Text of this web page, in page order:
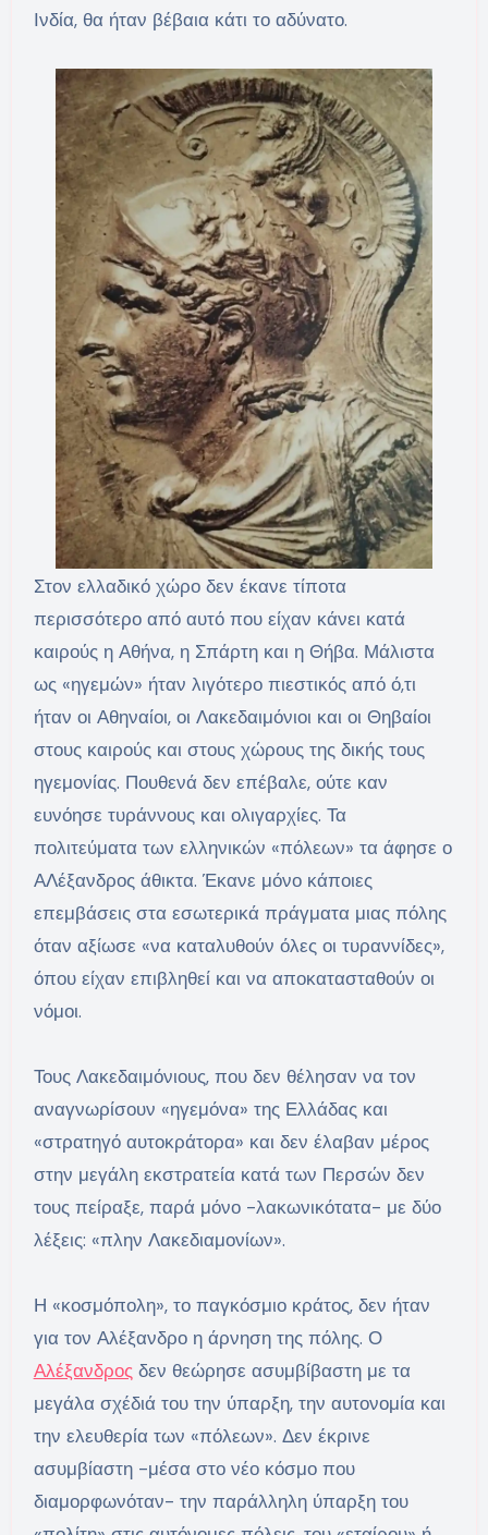
Ινδία, θα ήταν βέβαια κάτι το αδύνατο.
Στον ελλαδικό χώρο δεν έκανε τίποτα
περισσότερο από αυτό που είχαν κάνει κατά
καιρούς η Αθήνα, η Σπάρτη και η Θήβα. Μάλιστα
ως «ηγεμών» ήταν λιγότερο πιεστικός από ό,τι
ήταν οι Αθηναίοι, οι Λακεδαιμόνιοι και οι Θηβαίοι
στους καιρούς και στους χώρους της δικής τους
ηγεμονίας. Πουθενά δεν επέβαλε, ούτε καν
ευνόησε τυράννους και ολιγαρχίες. Τα
πολιτεύματα των ελληνικών «πόλεων» τα άφησε ο
ΑΛέξανδρος άθικτα. Έκανε μόνο κάποιες
επεμβάσεις στα εσωτερικά πράγματα μιας πόλης
όταν αξίωσε «να καταλυθούν όλες οι τυραννίδες»,
όπου είχαν επιβληθεί και να αποκατασταθούν οι
νόμοι.
Τους Λακεδαιμόνιους, που δεν θέλησαν να τον
αναγνωρίσουν «ηγεμόνα» της Ελλάδας και
«στρατηγό αυτοκράτορα» και δεν έλαβαν μέρος
στην μεγάλη εκστρατεία κατά των Περσών δεν
τους πείραξε, παρά μόνο -λακωνικότατα- με δύο
λέξεις: «πλην Λακεδιαμονίων».
Η «κοσμόπολη», το παγκόσμιο κράτος, δεν ήταν
για τον Αλέξανδρο η άρνηση της πόλης. Ο
Αλέξανδρος δεν θεώρησε ασυμβίβαστη με τα
μεγάλα σχέδιά του την ύπαρξη, την αυτονομία και
την ελευθερία των «πόλεων». Δεν έκρινε
ασυμβίαστη -μέσα στο νέο κόσμο που
διαμορφωνόταν- την παράλληλη ύπαρξη του